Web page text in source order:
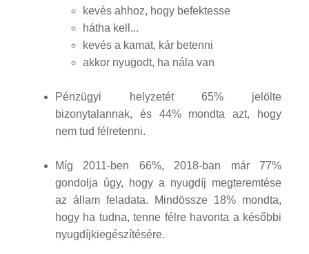
kevés ahhoz, hogy befektesse
hátha kell...
kevés a kamat, kár betenni
akkor nyugodt, ha nála van
Pénzügyi helyzetét 65% jelölte
bizonytalannak, és 44% mondta azt, hogy
nem tud félretenni.
Míg 2011-ben 66%, 2018-ban már 77%
gondolja úgy, hogy a nyugdíj megteremtése
az állam feladata. Mindössze 18% mondta,
hogy ha tudna, tenne félre havonta a későbbi
nyugdíjkiegészítésére.